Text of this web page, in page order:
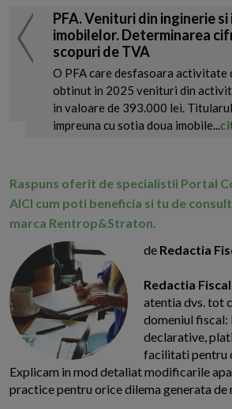
PFA. Venituri din inginerie
imobilelor. Determinarea
scopuri de TVA
O PFA care desfasoara activitate
obtinut in 2025 venituri din
in valoare de 393.000 lei.
impreuna cu sotia doua imobile...
Raspuns oferit de specialistii Portal
AICI cum poti beneficia si tu de
marca Rentrop&Straton.
de Redactia
Redactia
atentia dvs. tot
domeniul
declarative,
facilitati pentru
Explicam in mod detaliat modificarile
practice pentru orice dilema generata